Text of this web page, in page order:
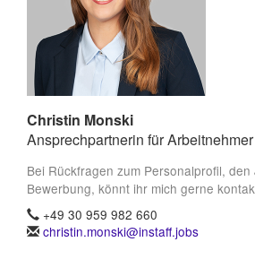
Christin Monski
Ansprechpartnerin für Arbeitnehmer
Bei Rückfragen zum Personalprofil,
Bewerbung, könnt ihr mich gerne
+49 30 959 982 660
christin.monski@instaff.jobs